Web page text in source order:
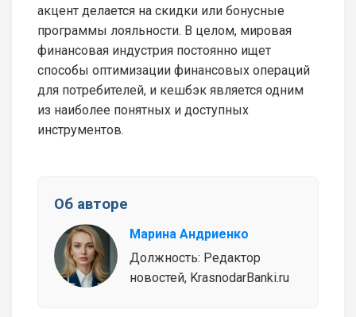
акцент делается на скидки или бонусные
программы лояльности. В целом, мировая
финансовая индустрия постоянно ищет
способы оптимизации финансовых операций
для потребителей, и кешбэк является одним
из наиболее понятных и доступных
инструментов.
Об авторе
Марина Андриенко
Должность: Редактор
новостей, KrasnodarBanki.ru